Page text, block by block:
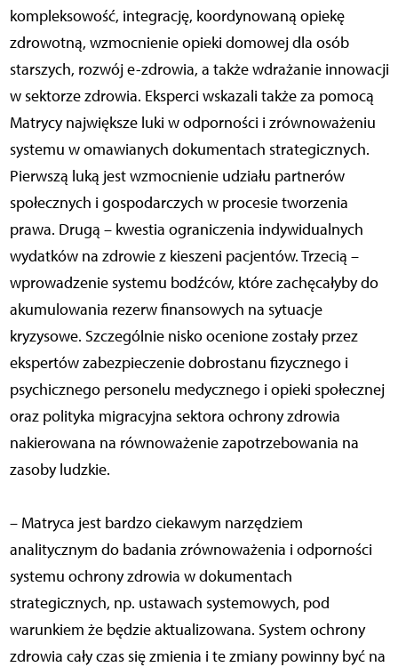
kompleksowość, integrację, koordynowaną opiekę
zdrowotną, wzmocnienie opieki domowej dla osób
starszych, rozwój e-zdrowia, a także wdrażanie innowacji
w sektorze zdrowia. Eksperci wskazali także za pomocą
Matrycy największe luki w odporności i zrównoważeniu
systemu w omawianych dokumentach strategicznych.
Pierwszą luką jest wzmocnienie udziału partnerów
społecznych i gospodarczych w procesie tworzenia
prawa. Drugą – kwestia ograniczenia indywidualnych
wydatków na zdrowie z kieszeni pacjentów. Trzecią –
wprowadzenie systemu bodźców, które zachęcałyby do
akumulowania rezerw finansowych na sytuacje
kryzysowe. Szczególnie nisko ocenione zostały przez
ekspertów zabezpieczenie dobrostanu fizycznego i
psychicznego personelu medycznego i opieki społecznej
oraz polityka migracyjna sektora ochrony zdrowia
nakierowana na równoważenie zapotrzebowania na
zasoby ludzkie.
– Matryca jest bardzo ciekawym narzędziem
analitycznym do badania zrównoważenia i odporności
systemu ochrony zdrowia w dokumentach
strategicznych, np. ustawach systemowych, pod
warunkiem że będzie aktualizowana. System ochrony
zdrowia cały czas się zmienia i te zmiany powinny być na